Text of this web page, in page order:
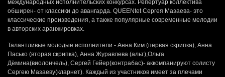
международных исполнительских конкурсах. Репертуар коллектива
обширен- от классики до авангарда. QUEENtet Сергея Мазаева- это
классические произведения, а также популярные современные мелодии
в авторских аранжировках.
Талантливые молодые исполнители - Анна Ким (первая скрипка), Анна
Пасько (вторая скрипка), Анна Журавлева (альт),Ольга
Дёмина(виолончель), Сергей Гейер(контрабас)- аккомпанируют солисту
Сергею Мазаеву(кларнет). Каждый из участников имеет за плечами